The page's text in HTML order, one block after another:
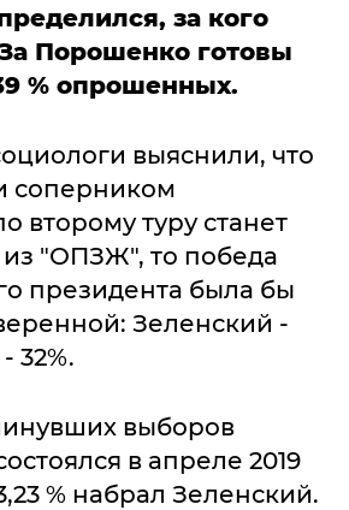
за кого
Порошенко готовы
% опрошенных.
выяснили, что
соперником
второму туру станет
"ОПЗЖ", то победа
президента была бы
Зеленский -
32%.
выборов
в апреле 2019
% набрал Зеленский.